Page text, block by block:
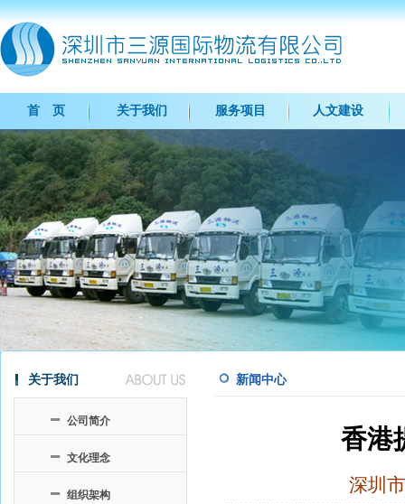
首 页 关于我们 服务项目 人文建设
关于我们
公司简介
文化理念
组织架构
新闻中心
香港
深圳